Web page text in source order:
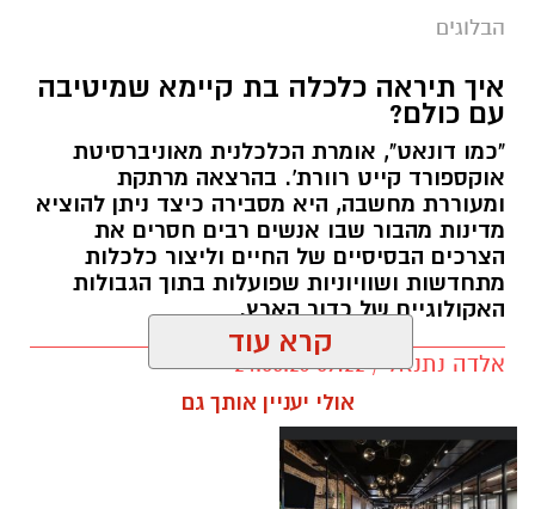
הבלוגים
איך תיראה כלכלה בת קיימא שמיטיבה
עם כולם?
"כמו דונאט", אומרת הכלכלנית מאוניברסיטת
אוקספורד קייט רוורת'. בהרצאה מרתקת
ומעוררת מחשבה, היא מסבירה כיצד ניתן להוציא
מדינות מהבור שבו אנשים רבים חסרים את
הצרכים הבסיסיים של החיים וליצור כלכלות
מתחדשות ושוויוניות שפועלות בתוך הגבולות
האקולוגיים של כדור הארץ.
אלדה נתנאל / 09:22 24.05.26
קרא עוד
אולי יעניין אותך גם